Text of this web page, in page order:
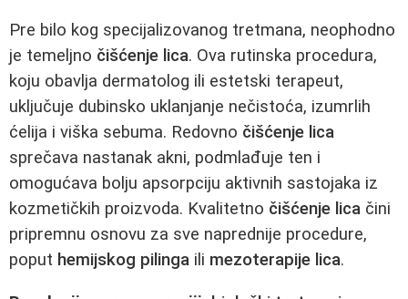
Pre bilo kog specijalizovanog tretmana, neophodno
je temeljno čišćenje lica. Ova rutinska procedura,
koju obavlja dermatolog ili estetski terapeut,
uključuje dubinsko uklanjanje nečistoća, izumrlih
ćelija i viška sebuma. Redovno čišćenje lica
sprečava nastanak akni, podmlađuje ten i
omogućava bolju apsorpciju aktivnih sastojaka iz
kozmetičkih proizvoda. Kvalitetno čišćenje lica čini
pripremnu osnovu za sve naprednije procedure,
poput hemijskog pilinga ili mezoterapije lica.